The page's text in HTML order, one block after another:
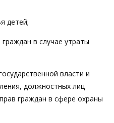
детей;
в случае утраты
власти и
должностных лиц
граждан в сфере охраны